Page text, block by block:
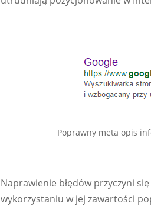
Poprawny meta opis
Naprawienie błędów przyczyni
wykorzystaniu w jej zawartości